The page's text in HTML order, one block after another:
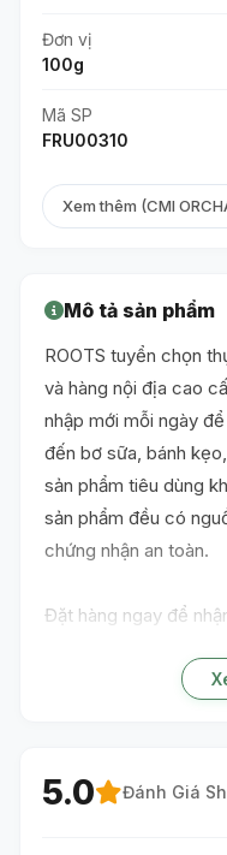
Đơn vị
100g
Mã SP
FRU00310
Xem thêm (CMI
Mô tả sản phẩm
ROOTS tuyển chọn
và hàng nội địa cao
nhập mới mỗi ngày
đến bơ sữa, bánh
sản phẩm tiêu dùng
sản phẩm đều có
chứng nhận an toàn.
Đặt hàng ngay để
5.0 Đánh Giá